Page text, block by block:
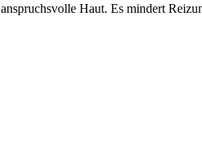
Haut. Es mindert